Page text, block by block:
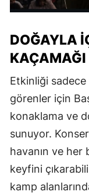
DOĞAYLA
KAÇAMAĞI
Etkinliği
görenler için
konaklama ve
sunuyor.
havanın ve her
keyfini
kamp